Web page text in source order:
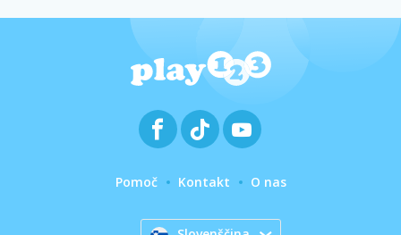
Pomoč Kontakt O nas